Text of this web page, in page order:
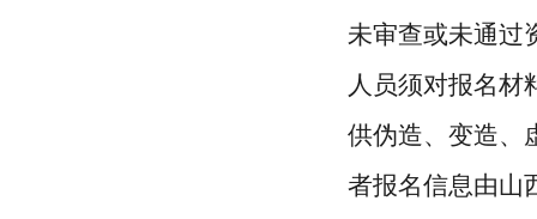
未审查或未通过
人员须对报名材
供伪造、变造、
者报名信息由山